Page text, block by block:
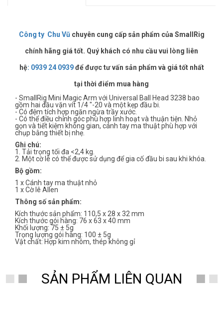
Công ty Chu Vũ chuyên cung cấp sản phẩm của SmallRig
chính hãng giá tốt. Quý khách có nhu cầu vui lòng liên
hệ: 0939 24 0939 để được tư vấn sản phẩm và giá tốt nhất
tại thời điểm mua hàng
- SmallRig Mini Magic Arm với Universal Ball Head 3238 bao
gồm hai đầu vặn vít 1/4 "-20 và một kẹp đầu bi.
- Có đệm tích hợp ngăn ngừa trầy xước.
- Có thể điều chỉnh góc phù hợp linh hoạt và thuận tiện. Nhỏ
gọn và tiết kiệm không gian, cánh tay ma thuật phù hợp với
chụp bằng thiết bị nhẹ.
Ghi chú:
1. Tải trọng tối đa <2,4 kg.
2. Một cờ lê có thể được sử dụng để gia cố đầu bi sau khi khóa.
Bộ gồm:
1 x Cánh tay ma thuật nhỏ
1 x Cờ lê Allen
Thông số sản phẩm:
Kích thước sản phẩm: 110,5 x 28 x 32 mm
Kích thước gói hàng: 76 x 63 x 40 mm
Khối lượng: 75 ± 5g
Trọng lượng gói hàng: 100 ± 5g
Vật chất: Hợp kim nhôm, thép không gỉ
SẢN PHẨM LIÊN QUAN